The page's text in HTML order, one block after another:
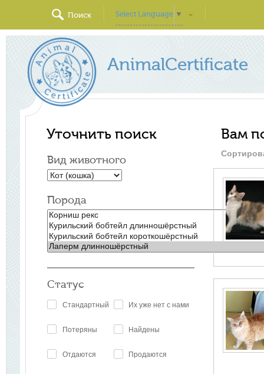
Поиск Select Language ▼
AnimalCertificate
Уточнить поиск
Вид животного
Порода
Статус
Стандартный
Потеряны
Отдаются
Их уже нет с нами
Найдены
Продаются
Вам